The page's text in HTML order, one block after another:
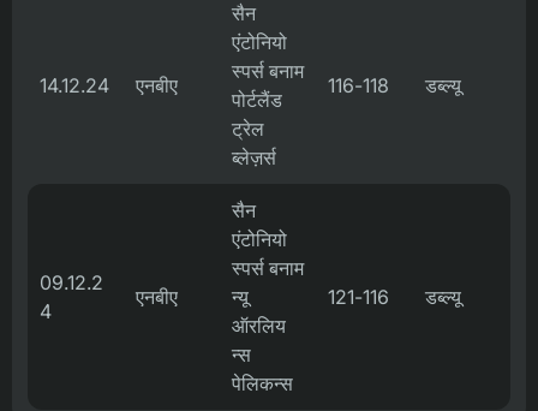
14.12.24 एनबीए
सैन
एंटोनियो
स्पर्स बनाम
पोर्टलैंड
ट्रेल
ब्लेज़र्स
116-118 डब्ल्यू
09.12.2
4
एनबीए
सैन
एंटोनियो
स्पर्स बनाम
न्यू
ऑरलिय
न्स
पेलिकन्स
121-116 डब्ल्यू